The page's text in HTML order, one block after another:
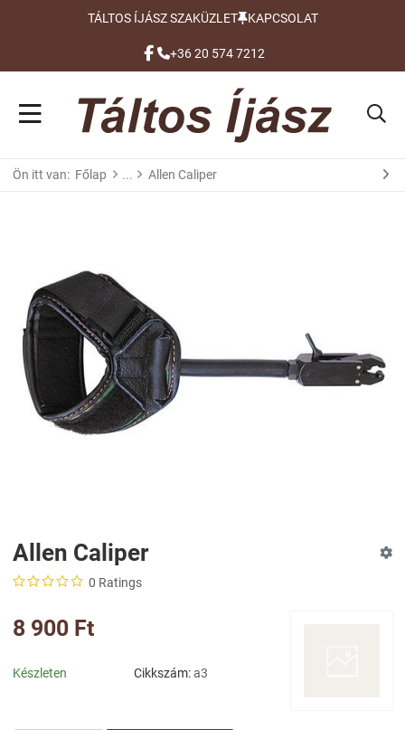
TÁLTOS ÍJÁSZ SZAKÜZLET KAPCSOLAT
FACEBOOK
+36 20 574 7212
Ön itt van: Főlap Allen Caliper
Allen Caliper
0 Ratings
8 900 Ft
Készleten Cikkszám:a3